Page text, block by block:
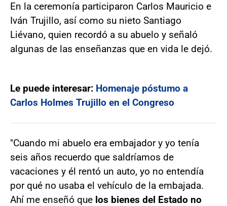
En la ceremonía participaron Carlos Mauricio e
Iván Trujillo, así como su nieto Santiago
Liévano, quien recordó a su abuelo y señaló
algunas de las enseñanzas que en vida le dejó.
Le puede interesar: Homenaje póstumo a
Carlos Holmes Trujillo en el Congreso
"Cuando mi abuelo era embajador y yo tenía
seis años recuerdo que saldríamos de
vacaciones y él rentó un auto, yo no entendía
por qué no usaba el vehículo de la embajada.
Ahí me enseñó que los bienes del Estado no